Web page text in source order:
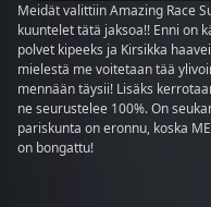
Meidät valittiin Amazing Race
kuuntelet tätä jaksoa!! Enni on
polvet kipeeks ja Kirsikka
mielestä me voitetaan tää
mennään täysii! Lisäks
ne seurustelee 100%. On
pariskunta on eronnu, koska
on bongattu!